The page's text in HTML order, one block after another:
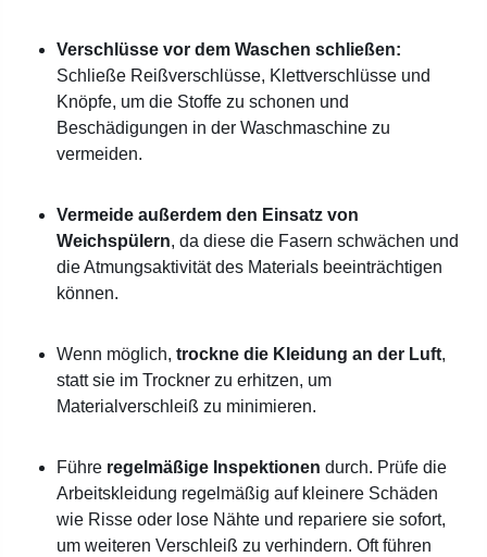
Verschlüsse vor dem Waschen schließen:
Schließe Reißverschlüsse, Klettverschlüsse und
Knöpfe, um die Stoffe zu schonen und
Beschädigungen in der Waschmaschine zu
vermeiden.
Vermeide außerdem den Einsatz von
Weichspülern, da diese die Fasern schwächen und
die Atmungsaktivität des Materials beeinträchtigen
können.
Wenn möglich, trockne die Kleidung an der Luft,
statt sie im Trockner zu erhitzen, um
Materialverschleiß zu minimieren.
Führe regelmäßige Inspektionen durch. Prüfe die
Arbeitskleidung regelmäßig auf kleinere Schäden
wie Risse oder lose Nähte und repariere sie sofort,
um weiteren Verschleiß zu verhindern. Oft führen